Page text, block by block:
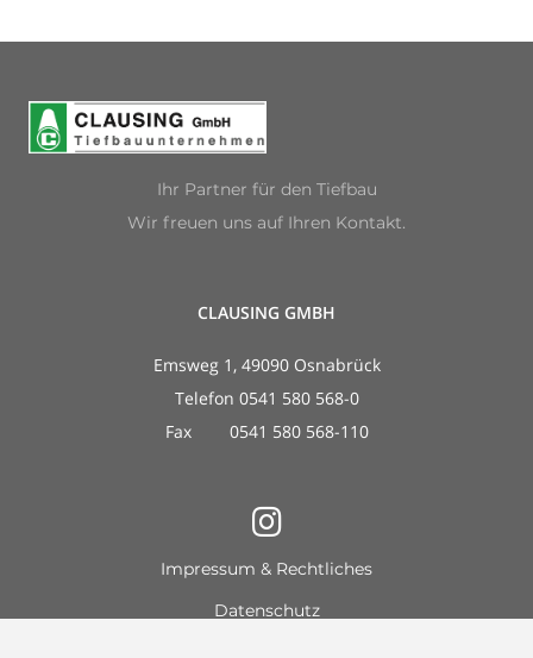
Ihr Partner für den Tiefbau
Wir freuen uns auf Ihren Kontakt.
CLAUSING GMBH
Emsweg 1, 49090 Osnabrück
Telefon 0541 580 568-0
Fax 0541 580 568-110
Impressum & Rechtliches
Datenschutz